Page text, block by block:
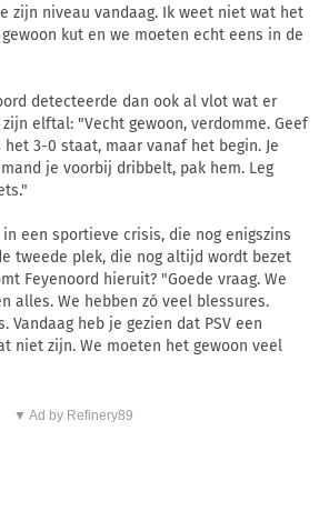
zijn niveau vandaag. Ik weet niet wat het
kut en we moeten echt eens in de
detecteerde dan ook al vlot wat er
elftal: "Vecht gewoon, verdomme. Geef
3-0 staat, maar vanaf het begin. Je
je voorbij dribbelt, pak hem. Leg
een sportieve crisis, die nog enigszins
tweede plek, die nog altijd wordt bezet
Feyenoord hieruit? "Goede vraag. We
alles. We hebben zó veel blessures.
Vandaag heb je gezien dat PSV een
niet zijn. We moeten het gewoon veel
▼ Ad by Refinery89